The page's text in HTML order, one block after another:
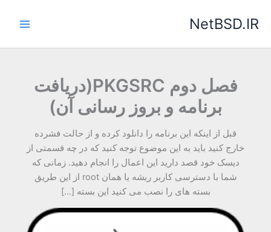
NetBSD.IR
فصل دوم PKGSRC(دریافت
برنامه و بروز رسانی آن)
قبل از اینکه این برنامه را دانلود کرده و از حالت فشرده
خارج کنید باید به این موضوع توجه کنید که در چه قسمتی از
دیسک خود قصد دارید این اعمال را انجام دهید. زمانی که
شما با دسترسی کاربر ریشه یا همان root از این طریق
بسته های را نصب می کنید این بسته […]